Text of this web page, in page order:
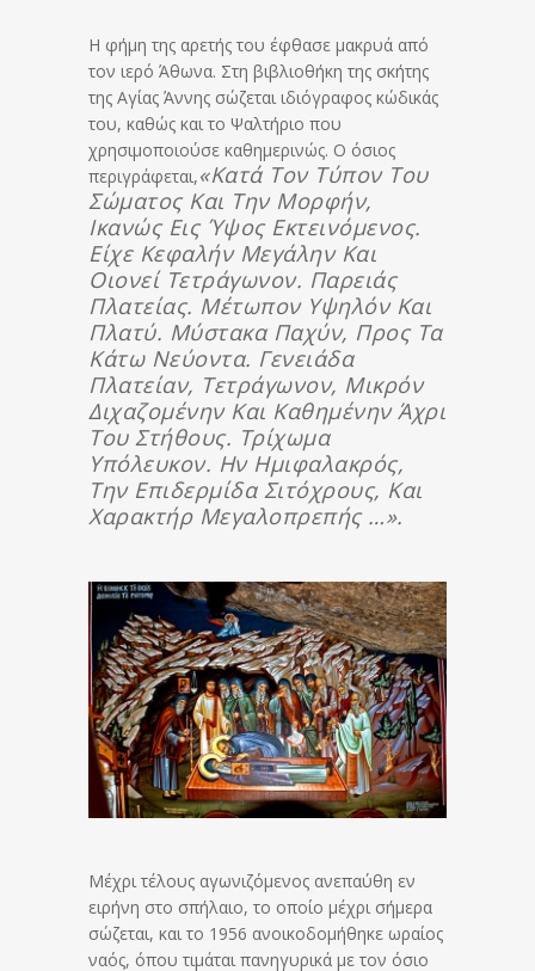
Η φήμη της αρετής του έφθασε μακρυά από
τον ιερό Άθωνα. Στη βιβλιοθήκη της σκήτης
της Αγίας Άννης σώζεται ιδιόγραφος κώδικάς
του, καθώς και το Ψαλτήριο που
χρησιμοποιούσε καθημερινώς. Ο όσιος
περιγράφεται,«κατά Τον Τύπον Του
Σώματος Και Την Μορφήν,
Ικανώς Εις Ύψος Εκτεινόμενος.
Είχε Κεφαλήν Μεγάλην Και
Οιονεί Τετράγωνον. Παρειάς
Πλατείας. Μέτωπον Υψηλόν Και
Πλατύ. Μύστακα Παχύν, Προς Τα
Κάτω Νεύοντα. Γενειάδα
Πλατείαν, Τετράγωνον, Μικρόν
Διχαζομένην Και Καθημένην Άχρι
Του Στήθους. Τρίχωμα
Υπόλευκον. Ην Ημιφαλακρός,
Την Επιδερμίδα Σιτόχρους, Και
Χαρακτήρ Μεγαλοπρεπής …».
Μέχρι τέλους αγωνιζόμενος ανεπαύθη εν
ειρήνη στο σπήλαιο, το οποίο μέχρι σήμερα
σώζεται, και το 1956 ανοικοδομήθηκε ωραίος
ναός, όπου τιμάται πανηγυρικά με τον όσιο